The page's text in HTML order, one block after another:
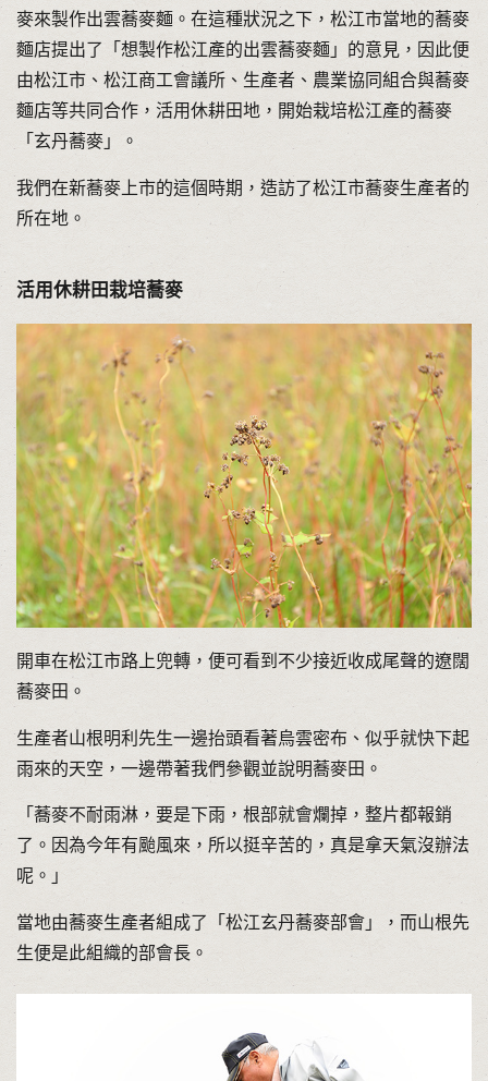
麥來製作出雲蕎麥麵。在這種狀況之下，松江市當地的蕎麥
麵店提出了「想製作松江產的出雲蕎麥麵」的意見，因此便
由松江市、松江商工會議所、生產者、農業協同組合與蕎麥
麵店等共同合作，活用休耕田地，開始栽培松江產的蕎麥
「玄丹蕎麥」。
我們在新蕎麥上市的這個時期，造訪了松江市蕎麥生產者的
所在地。
活用休耕田栽培蕎麥
開車在松江市路上兜轉，便可看到不少接近收成尾聲的遼闊
蕎麥田。
生產者山根明利先生一邊抬頭看著烏雲密布、似乎就快下起
雨來的天空，一邊帶著我們參觀並說明蕎麥田。
「蕎麥不耐雨淋，要是下雨，根部就會爛掉，整片都報銷
了。因為今年有颱風來，所以挺辛苦的，真是拿天氣沒辦法
呢。」
當地由蕎麥生產者組成了「松江玄丹蕎麥部會」，而山根先
生便是此組織的部會長。